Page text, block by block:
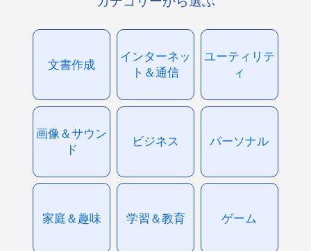
文書作成
インターネッ
ト＆通信
ユーティリテ
ィ
画像＆サウン
ド
ビジネス パーソナル
家庭＆趣味 学習＆教育 ゲーム